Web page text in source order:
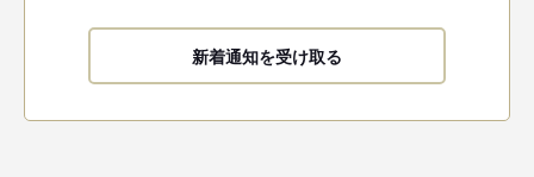
新着通知を受け取る